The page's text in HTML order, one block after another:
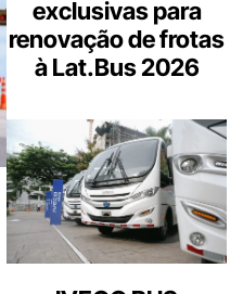
exclusivas para
renovação de frotas
à Lat.Bus 2026